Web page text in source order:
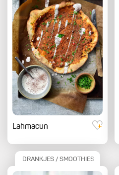
Lahmacun
DRANKJES / SMOOTHIES